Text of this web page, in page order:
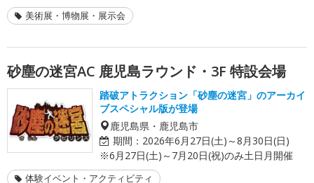
美術展・博物展・展示会
砂塵の迷宮AC 鹿児島ラウンド・3F 特設会場
踏破アトラクション「砂塵の迷宮」のアーカイ
ブスペシャル版が登場
鹿児島県・鹿児島市
期間： 2026年6月27日(土)～8月30日(日)
※6月27日(土)～7月20日(祝)のみ土日月開催
体験イベント・アクティビティ